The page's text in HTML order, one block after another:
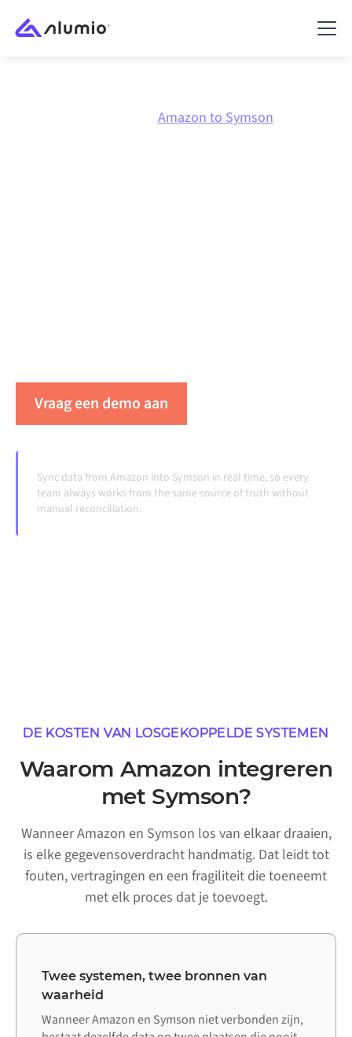
Amazon to Symson
Vraag een demo aan
Sync data from Amazon into Symson in real time, so every
team always works from the same source of truth without
manual reconciliation.
DE KOSTEN VAN LOSGEKOPPELDE SYSTEMEN
Waarom Amazon integreren
met Symson?
Wanneer Amazon en Symson los van elkaar draaien,
is elke gegevensoverdracht handmatig. Dat leidt tot
fouten, vertragingen en een fragiliteit die toeneemt
met elk proces dat je toevoegt.
Twee systemen, twee bronnen van
waarheid
Wanneer Amazon en Symson niet verbonden zijn,